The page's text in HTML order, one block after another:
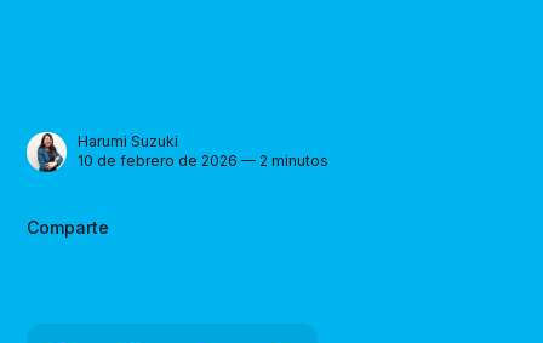
Harumi Suzuki
10 de febrero de 2026 — 2 minutos
Comparte